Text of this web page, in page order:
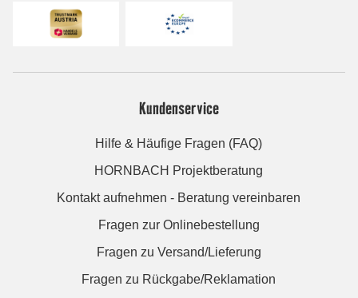
Kundenservice
Hilfe & Häufige Fragen (FAQ)
HORNBACH Projektberatung
Kontakt aufnehmen - Beratung vereinbaren
Fragen zur Onlinebestellung
Fragen zu Versand/Lieferung
Fragen zu Rückgabe/Reklamation